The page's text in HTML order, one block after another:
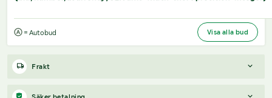
= Autobud Visa alla bud
Frakt
Eventuella frågor ställs till Klaraviks kundtjänst, inte direkt till